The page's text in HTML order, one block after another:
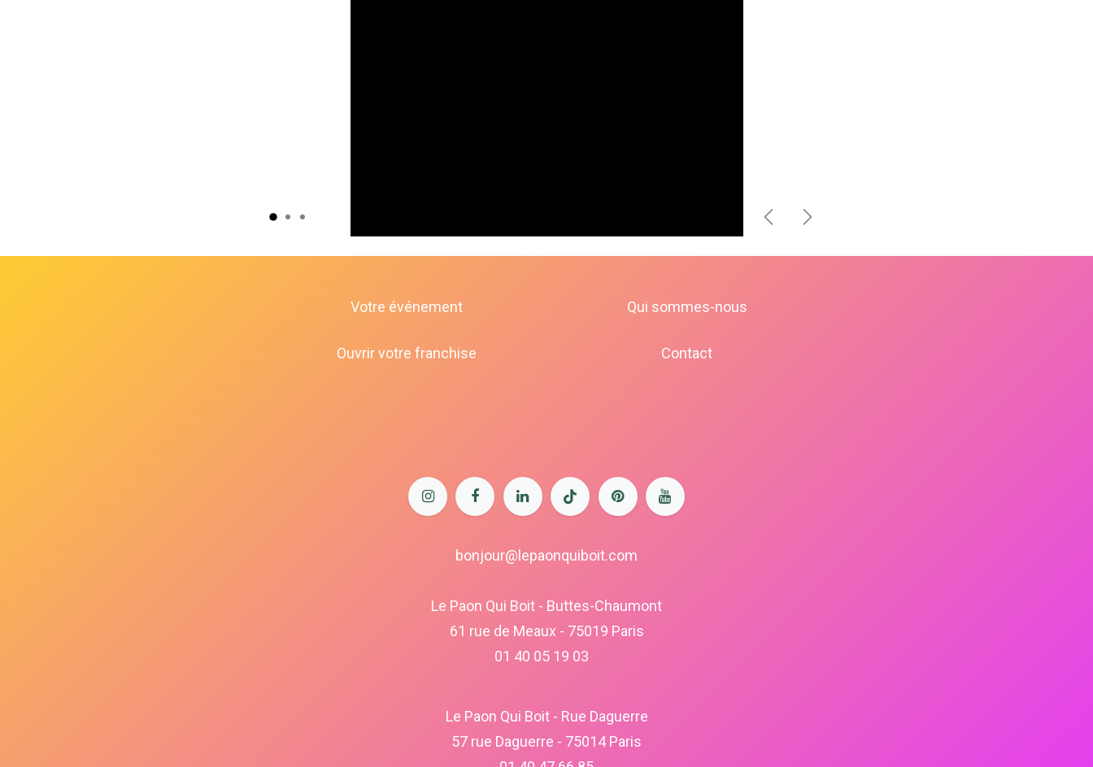
PrécédentSuivant
bonjour@lepaonquiboit.com
Le Paon Qui Boit - Buttes-Chaumont
61 rue de Meaux - 75019 Paris
01 40 05 19 03
Le Paon Qui Boit - Rue Daguerre
57 rue Daguerre - 75014 Paris
Qui sommes-nous
Contact
Votre événement
Ouvrir votre franchise